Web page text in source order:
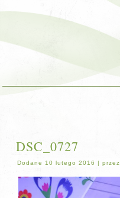
DSC_0727
Dodane 10 lutego 2016 |przez